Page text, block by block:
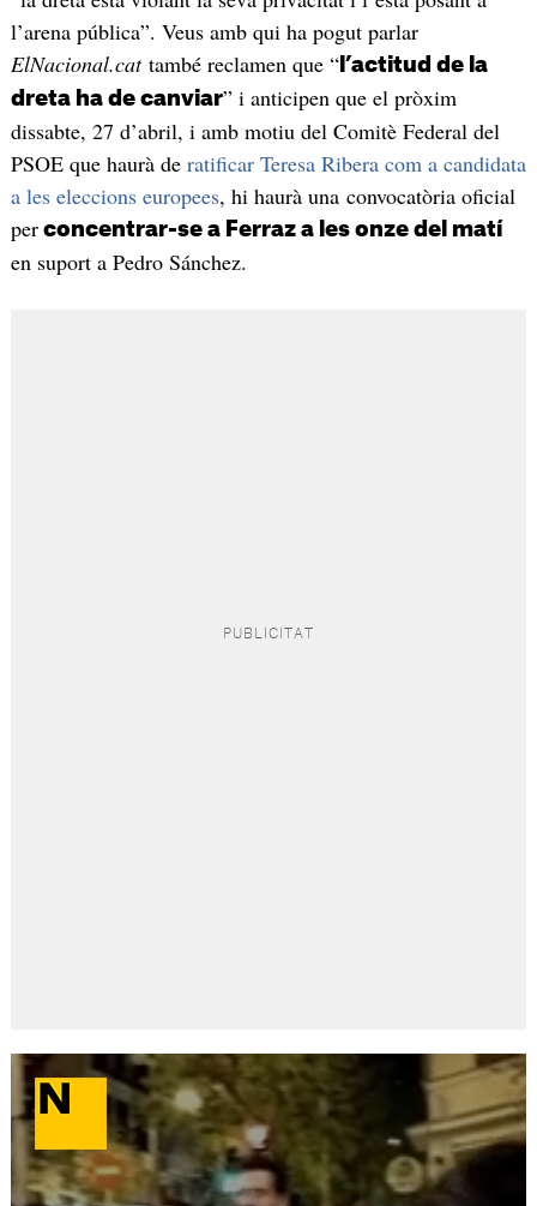
l’arena pública”. Veus amb qui ha pogut parlar
ElNacional.cattambé reclamen que “l’actitud de la
dreta ha de canviar” i anticipen que el pròxim
dissabte, 27 d’abril, i amb motiu del Comitè Federal del
PSOE que haurà de ratificar Teresa Ribera com a candidata
a les eleccions europees, hi haurà una convocatòria oficial
perconcentrar-se a Ferraz a les onze del matí
en suport a Pedro Sánchez.